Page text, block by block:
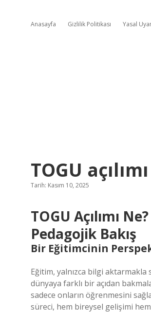
Anasayfa Gizlilik Politikası Yasal
TOGU
Tarih: Kasım 10, 2025
TOGU Açılımı
Pedagojik Bakış
Bir Eğitimcinin
Eğitim, yalnızca bilgi
dünyaya farklı bir açıdan
sadece onların öğrenmesini
süreci, hem bireysel gelişimi